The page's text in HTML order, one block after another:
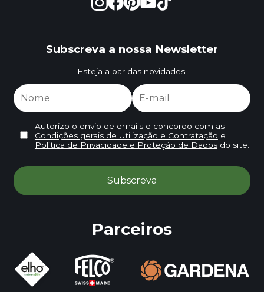
Subscreva a nossa Newsletter
Esteja a par das novidades!
Autorizo o envio de emails e concordo com as
Condições gerais de Utilização e Contratação e
Política de Privacidade e Proteção de Dadosdo site.
Parceiros